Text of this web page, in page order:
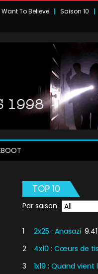
Want To Believe Saison 10
TOP 10
Par saison
1 2x25 : Anasazi
2
4x10 : Cœurs de
3
1x19 : Quand vient